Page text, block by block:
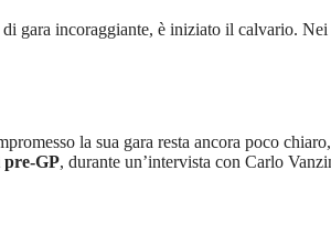
di gara incoraggiante, è iniziato il calvario.
la sua gara resta ancora poco
pre-GP, durante un’intervista con Carlo